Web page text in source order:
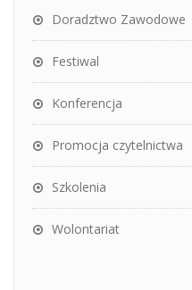
Doradztwo Zawodowe
Festiwal
Konferencja
Promocja czytelnictwa
Szkolenia
Wolontariat